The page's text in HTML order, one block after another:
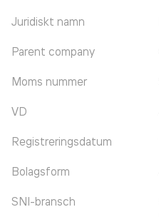
Juridiskt namn
Parent company
Moms nummer
VD
Registreringsdatum
Bolagsform
SNI-bransch